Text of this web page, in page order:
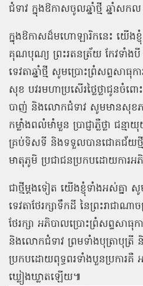
ជំទាវ ក្នុងឱកាសចូលឆ្នាំថ្មី ឆ្នាំ
ក្នុងឱកាសដ៏មហោឡារិកនេះ យើង
គុណបុណ្យ ព្រះរតនត្រ័យ កែវទាំងបី
ទេវតាឆ្នាំថ្មី សូមប្រោះព្រំសព្ទសា
សុខ បវរមហាប្រសើរថ្លៃថ្លាជូនចំ
បាញ់ និងលោកជំទាវ សូមមានសុខភ
កម្លាំងពលំមាំមួន ប្រាជ្ញាភ្លឺថ្លា ជ
គ្រប់ទិសទី និងទទួលបានជោគជ័យថ្មី
មាតុភូមិ ប្រជាជនប្រកបដោយការអ
ជាថ្មីម្ដងទៀត យើងខ្ញុំទាំងអស់គ្នា
ទេវតាថែរក្សាទឹកដី នៃព្រះរាជា
ថែរក្សា អភិបាលប្រោះព្រំសព្ទសាធុ
និងលោកជំទាវ ព្រមទាំងបុត្រាបុត្
ប្រកបដោយពុទ្ធពរទាំងបួនប្រការ
ឃ្លៀងឃ្លាតឡើយ៕